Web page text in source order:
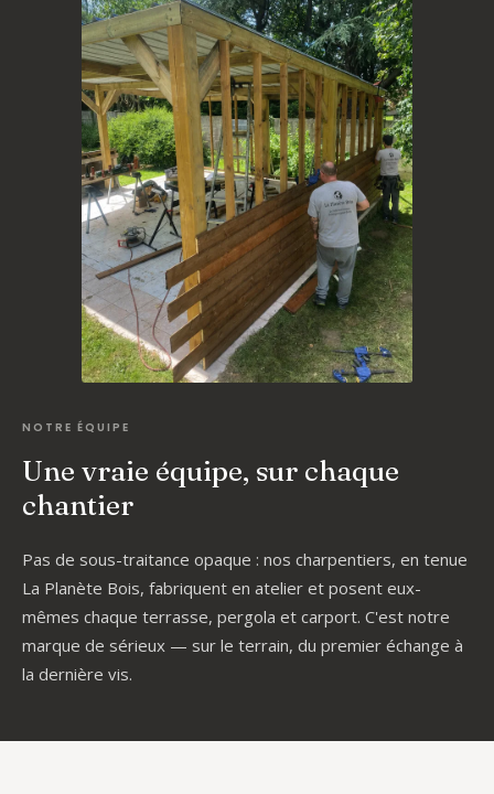
NOTRE ÉQUIPE
Une vraie équipe, sur chaque
chantier
Pas de sous-traitance opaque : nos charpentiers, en tenue
La Planète Bois, fabriquent en atelier et posent eux-
mêmes chaque terrasse, pergola et carport. C'est notre
marque de sérieux — sur le terrain, du premier échange à
la dernière vis.